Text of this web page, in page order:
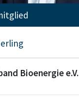
Bioenergie e.V.